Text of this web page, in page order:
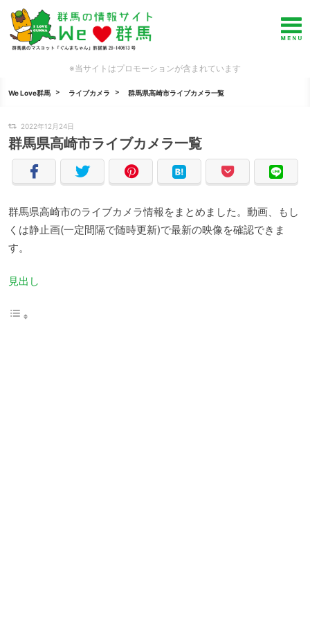
※当サイトはプロモーションが含まれています
We Love群馬 ライブカメラ 群馬県高崎市ライブカメラ一覧
2022年12月24日
群馬県高崎市ライブカメラ一覧
群馬県高崎市のライブカメラ情報をまとめました。動画、もし
くは静止画(一定間隔で随時更新)で最新の映像を確認できま
す。
見出し